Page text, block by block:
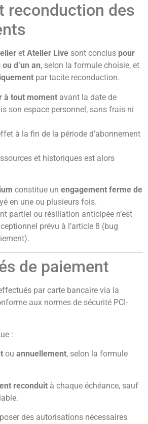
reconduction des
et Atelier Live sont conclus pour
d’un an, selon la formule choisie, et
par tacite reconduction.
à tout moment avant la date de
son espace personnel, sans frais ni
à la fin de la période d’abonnement
et historiques est alors
constitue un engagement ferme de
en une ou plusieurs fois.
partiel ou résiliation anticipée n’est
prévu à l’article 8 (bug
de paiement
par carte bancaire via la
aux normes de sécurité PCI-
:
ou annuellement, selon la formule
reconduit à chaque échéance, sauf
des autorisations nécessaires